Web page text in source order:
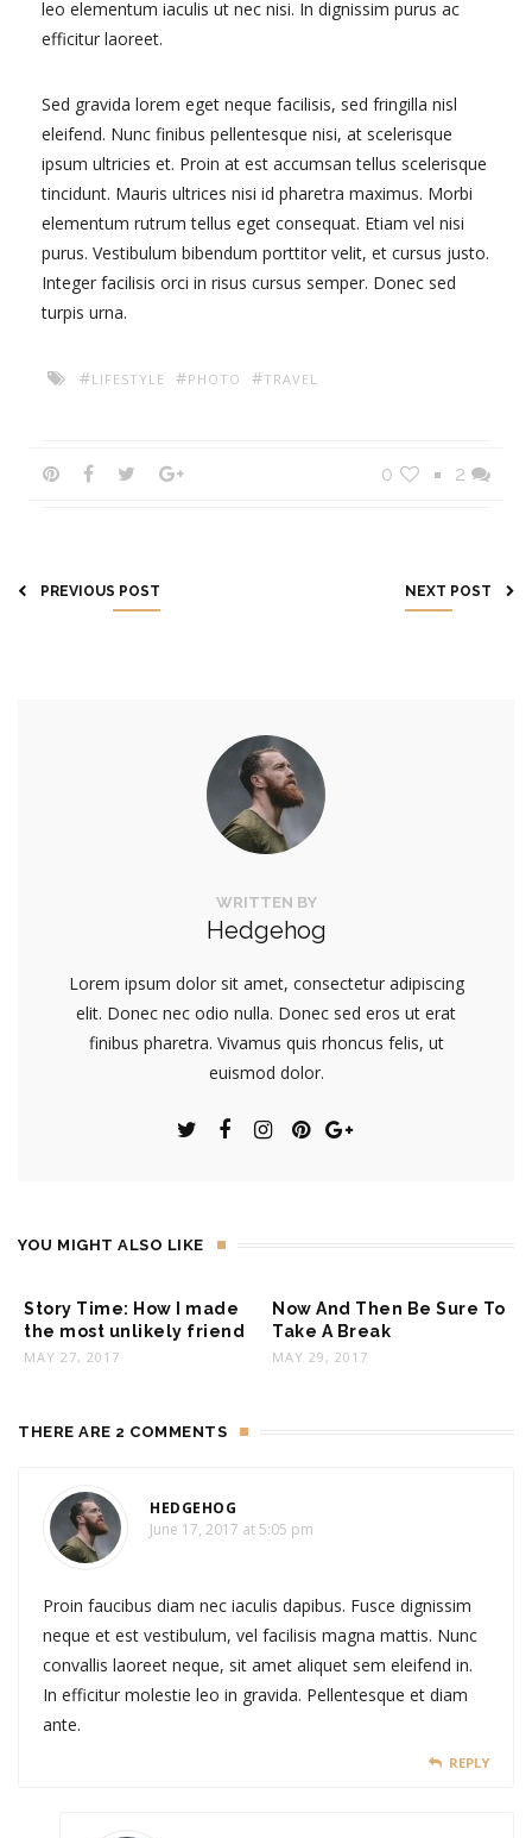
leo elementum iaculis ut nec nisi. In dignissim purus ac
efficitur laoreet.
Sed gravida lorem eget neque facilisis, sed fringilla nisl
eleifend. Nunc finibus pellentesque nisi, at scelerisque
ipsum ultricies et. Proin at est accumsan tellus scelerisque
tincidunt. Mauris ultrices nisi id pharetra maximus. Morbi
elementum rutrum tellus eget consequat. Etiam vel nisi
purus. Vestibulum bibendum porttitor velit, et cursus justo.
Integer facilisis orci in risus cursus semper. Donec sed
turpis urna.
#LIFESTYLE #PHOTO #TRAVEL
0 2
PREVIOUS POST NEXT POST
WRITTEN BY
Hedgehog
Lorem ipsum dolor sit amet, consectetur adipiscing
elit. Donec nec odio nulla. Donec sed eros ut erat
finibus pharetra. Vivamus quis rhoncus felis, ut
euismod dolor.
YOU MIGHT ALSO LIKE
Story Time: How I made
the most unlikely friend
MAY 27, 2017
Now And Then Be Sure To
Take A Break
MAY 29, 2017
THERE ARE 2 COMMENTS
HEDGEHOG
June 17, 2017 at 5:05 pm
Proin faucibus diam nec iaculis dapibus. Fusce dignissim
neque et est vestibulum, vel facilisis magna mattis. Nunc
convallis laoreet neque, sit amet aliquet sem eleifend in.
In efficitur molestie leo in gravida. Pellentesque et diam
ante.
REPLY